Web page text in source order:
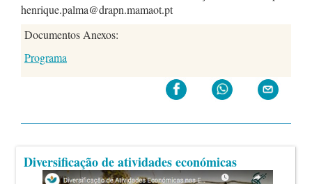
henrique.palma@drapn.mamaot.pt
Documentos Anexos:
Programa
Diversificação de atividades económicas